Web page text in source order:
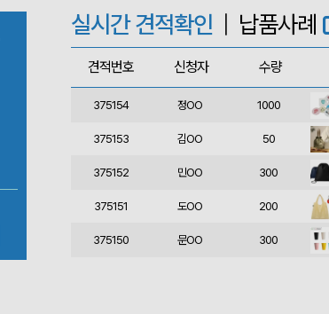
실시간 견적확인 | 납품사례
견적번호 신청자 수량
375157 김OO 50
375156 데OO 1010
375154 정OO 1000
375153 김OO 50
375152 민OO 300
375151 도OO 200
375150 문OO 300